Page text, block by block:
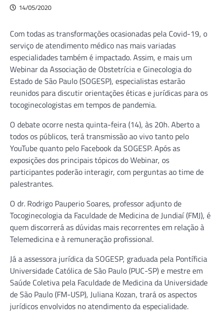
14/05/2020
Com todas as transformações ocasionadas pela Covid-19, o
serviço de atendimento médico nas mais variadas
especialidades também é impactado. Assim, e mais um
Webinar da Associação de Obstetrícia e Ginecologia do
Estado de São Paulo (SOGESP), especialistas estarão
reunidos para discutir orientações éticas e jurídicas para os
tocoginecologistas em tempos de pandemia.
O debate ocorre nesta quinta-feira (14), às 20h. Aberto a
todos os públicos, terá transmissão ao vivo tanto pelo
YouTube quanto pelo Facebook da SOGESP. Após as
exposições dos principais tópicos do Webinar, os
participantes poderão interagir, com perguntas ao time de
palestrantes.
O dr. Rodrigo Pauperio Soares, professor adjunto de
Tocoginecologia da Faculdade de Medicina de Jundiaí (FMJ), é
quem discorrerá as dúvidas mais recorrentes em relação à
Telemedicina e à remuneração profissional.
Já a assessora jurídica da SOGESP, graduada pela Pontíficia
Universidade Católica de São Paulo (PUC-SP) e mestre em
Saúde Coletiva pela Faculdade de Medicina da Universidade
de São Paulo (FM-USP), Juliana Kozan, trará os aspectos
jurídicos envolvidos no atendimento da especialidade.